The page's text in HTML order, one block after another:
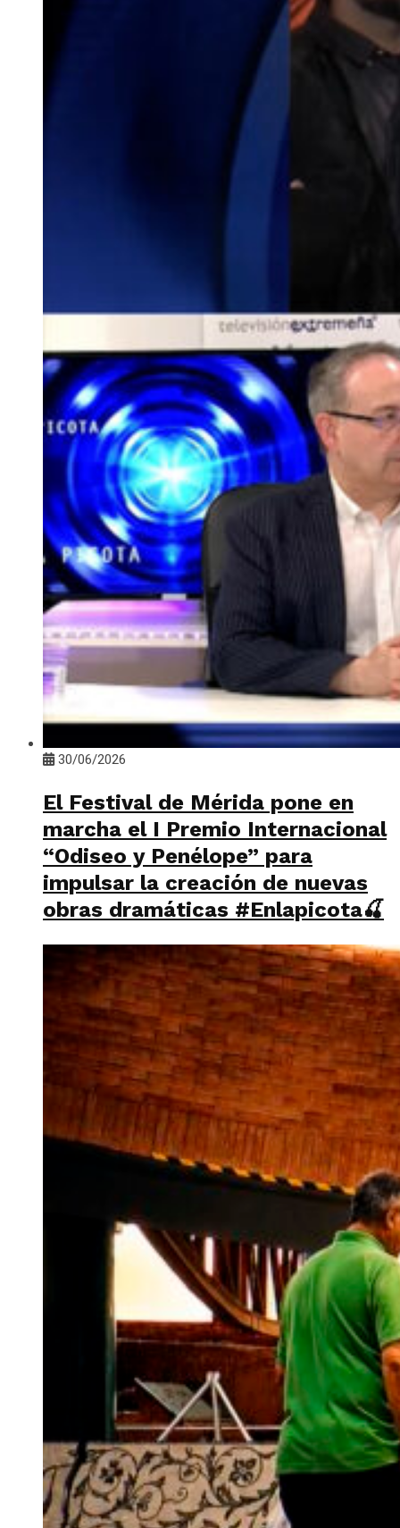
30/06/2026
El Festival de Mérida pone en
marcha el I Premio Internacional
“Odiseo y Penélope” para
impulsar la creación de nuevas
obras dramáticas #Enlapicota🍒